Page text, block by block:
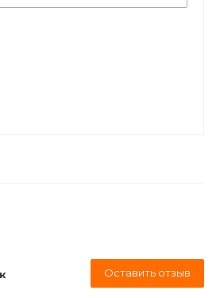
Оставить отзыв